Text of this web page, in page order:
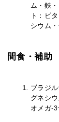
ム・鉄
ト：ビ
シウム・
間食・補助
ブラジ
グネシ
オメガ-3